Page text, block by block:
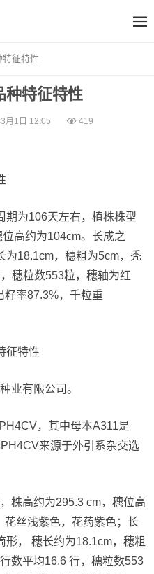
特征特性
种特征特性
月1日 12:05 419
为106天左右，植株株型
高约为104cm。长成之
为18.1cm，穗粗为5cm，秃
穗粒数553粒，穗轴为红
籽率87.3%，千粒重
特性
有限公司。
，其中母本A311是
来源于外引系杂交选
高约为295.3 cm，穗位高
丝浅紫色，花药紫色；长
， 穗长约为18.1cm，穗粗
数平均16.6 行，穗粒数553